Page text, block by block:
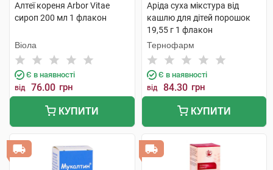
Алтеї кореня Arbor Vitae
сироп 200 мл 1 флакон
Віола
Є в наявності
від 76.00 грн
КУПИТИ
Аріда суха мікстура від
кашлю для дітей порошок
19,55 г 1 флакон
Тернофарм
Є в наявності
від 84.30 грн
КУПИТИ